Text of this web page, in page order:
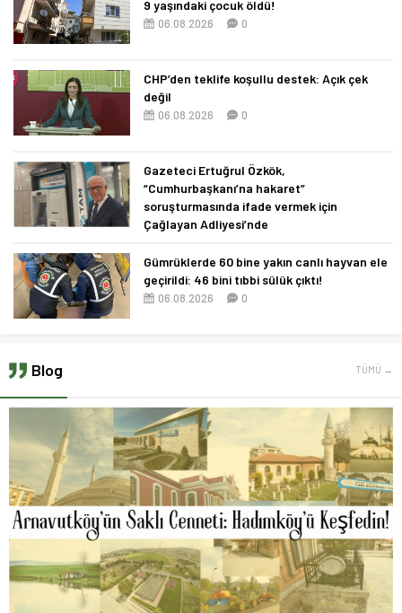
9 yaşındaki çocuk öldü!
06.08.2026 0
CHP’den teklife koşullu destek: Açık çek
değil
06.08.2026 0
Gazeteci Ertuğrul Özkök,
“Cumhurbaşkanı’na hakaret”
soruşturmasında ifade vermek için
Çağlayan Adliyesi’nde
Gümrüklerde 60 bine yakın canlı hayvan ele
geçirildi: 46 bini tıbbi sülük çıktı!
06.08.2026 0
Blog TÜMÜ →